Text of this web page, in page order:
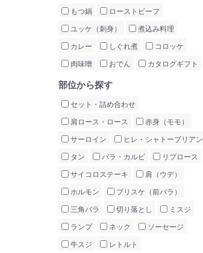
もつ鍋
ローストビーフ
ユッケ（刺身）
煮込み料理
カレー
しぐれ煮
コロッケ
肉味噌
おでん カタログギフト
部位から探す
セット・詰め合わせ
肩ロース・ロース
赤身（モモ）
サーロイン
ヒレ・シャトーブリアン
タン
バラ・カルビ
リブロース
サイコロステーキ
肩（ウデ）
ホルモン
ブリスケ（前バラ）
三角バラ
切り落とし
ミスジ
ランプ
ネック
ソーセージ
牛スジ
レトルト